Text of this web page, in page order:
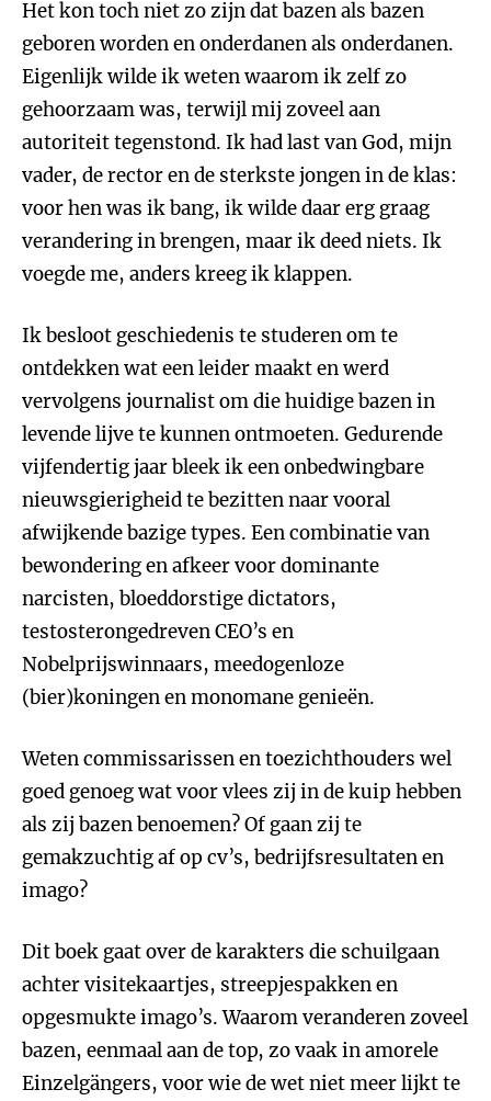
Het kon toch niet zo zijn dat bazen als bazen
geboren worden en onderdanen als onderdanen.
Eigenlijk wilde ik weten waarom ik zelf zo
gehoorzaam was, terwijl mij zoveel aan
autoriteit tegenstond. Ik had last van God, mijn
vader, de rector en de sterkste jongen in de klas:
voor hen was ik bang, ik wilde daar erg graag
verandering in brengen, maar ik deed niets. Ik
voegde me, anders kreeg ik klappen.
Ik besloot geschiedenis te studeren om te
ontdekken wat een leider maakt en werd
vervolgens journalist om die huidige bazen in
levende lijve te kunnen ontmoeten. Gedurende
vijfendertig jaar bleek ik een onbedwingbare
nieuwsgierigheid te bezitten naar vooral
afwijkende bazige types. Een combinatie van
bewondering en afkeer voor dominante
narcisten, bloeddorstige dictators,
testosterongedreven CEO’s en
Nobelprijswinnaars, meedogenloze
(bier)koningen en monomane genieën.
Weten commissarissen en toezichthouders wel
goed genoeg wat voor vlees zij in de kuip hebben
als zij bazen benoemen? Of gaan zij te
gemakzuchtig af op cv’s, bedrijfsresultaten en
imago?
Dit boek gaat over de karakters die schuilgaan
achter visitekaartjes, streepjespakken en
opgesmukte imago’s. Waarom veranderen zoveel
bazen, eenmaal aan de top, zo vaak in amorele
Einzelgängers, voor wie de wet niet meer lijkt te